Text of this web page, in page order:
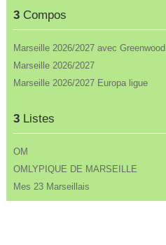
3Compos
Marseille 2026/2027 avec Greenwood
Marseille 2026/2027
Marseille 2026/2027 Europa ligue
3Listes
OM
OMLYPIQUE DE MARSEILLE
Mes 23 Marseillais